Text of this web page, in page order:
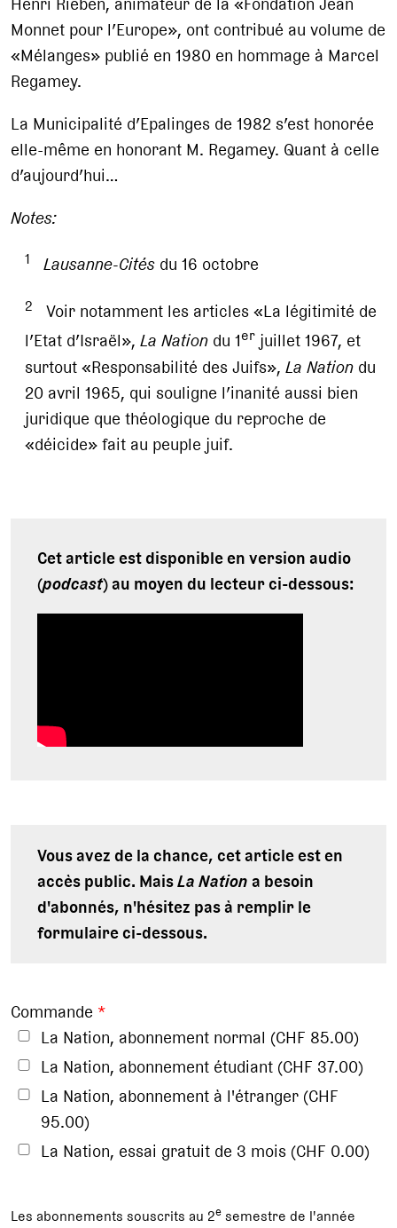
Monnet pour l’Europe», ont contribué au volume de
«Mélanges» publié en 1980 en hommage à Marcel
Regamey.
La Municipalité d’Epalinges de 1982 s’est honorée
elle-même en honorant M. Regamey. Quant à celle
d’aujourd’hui…
Notes:
1 Lausanne-Citésdu 16 octobre
2
Voir notamment les articles «La légitimité de
l’Etat d’Israël», La Nationdu 1erjuillet 1967, et
surtout «Responsabilité des Juifs», La Nationdu
20 avril 1965, qui souligne l’inanité aussi bien
juridique que théologique du reproche de
«déicide» fait au peuple juif.
Cet article est disponible en version audio
(podcast) au moyen du lecteur ci-dessous:
Vous avez de la chance, cet article est en
accès public. MaisLa Nationa besoin
d'abonnés, n'hésitez pas à remplir le
formulaire ci-dessous.
Commande *
La Nation, abonnement normal (CHF 85.00)
La Nation, abonnement étudiant (CHF 37.00)
La Nation, abonnement à l'étranger (CHF
95.00)
La Nation, essai gratuit de 3 mois (CHF 0.00)
Les abonnements souscrits au 2e semestre de l'année